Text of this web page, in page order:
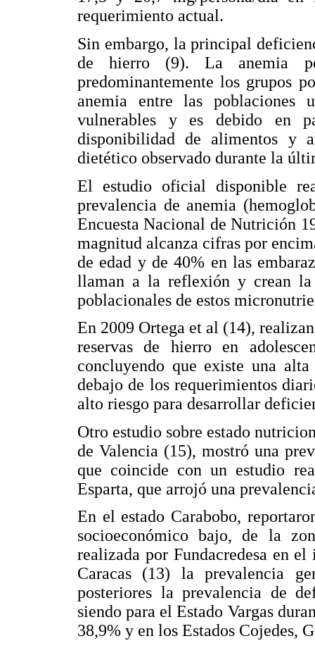
requerimiento actual.
Sin embargo, la principal
de hierro (9). La anemia
predominantemente los grupos
anemia entre las poblaciones
vulnerables y es debido en
disponibilidad de alimentos y
dietético observado durante la
El estudio oficial disponible
prevalencia de anemia
Encuesta Nacional de Nutrición
magnitud alcanza cifras por
de edad y de 40% en las
llaman a la reflexión y crean la
poblacionales de estos
En 2009 Ortega et al (14),
reservas de hierro en
concluyendo que existe una
debajo de los requerimientos
alto riesgo para desarrollar
Otro estudio sobre estado
de Valencia (15), mostró una
que coincide con un estudio
Esparta, que arrojó una
En el estado Carabobo,
socioeconómico bajo, de la
realizada por Fundacredesa en
Caracas (13) la prevalencia
posteriores la prevalencia de
siendo para el Estado Vargas
38,9% y en los Estados Cojedes,